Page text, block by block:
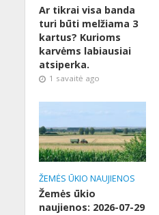
Ar tikrai visa banda
turi būti melžiama 3
kartus? Kurioms
karvėms labiausiai
atsiperka.
1 savaitė ago
ŽEMĖS ŪKIO NAUJIENOS
Žemės ūkio
naujienos: 2026-07-29